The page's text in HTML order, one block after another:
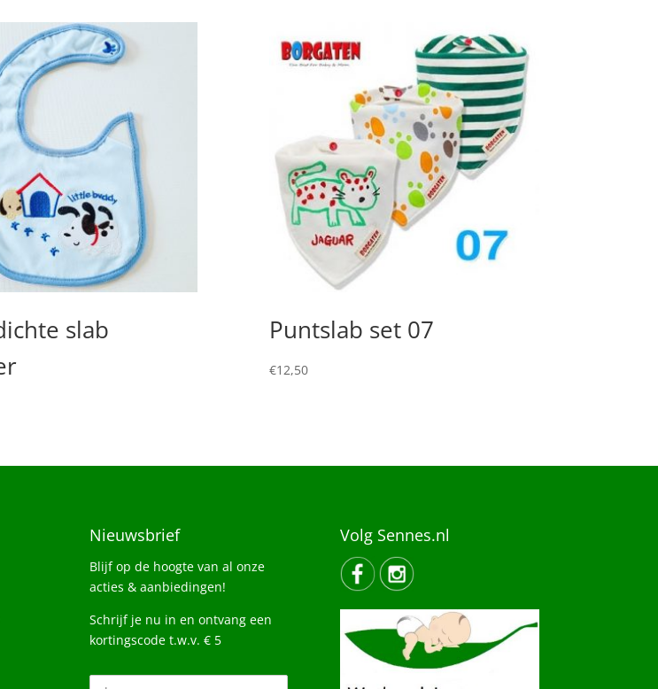
slab
Puntslab set 07
€12,50
Nieuwsbrief
Blijf op de hoogte van al onze
acties & aanbiedingen!
Schrijf je nu in en ontvang een
kortingscode t.w.v. € 5
Volg Sennes.nl